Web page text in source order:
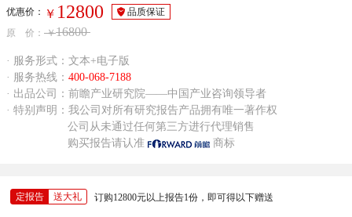
优惠价： ￥ 12800
品质保证
原 价： ￥16800
· 服务形式：文本+电子版
· 服务热线： 400-068-7188
· 出品公司：前瞻产业研究院——中国产业咨询领导者
· 特别声明：我公司对所有研究报告产品拥有唯一著作权
公司从未通过任何第三方进行代理销售
购买报告请认准
商标
定报告 送大礼 订购12800元以上报告1份，即可得以下赠送